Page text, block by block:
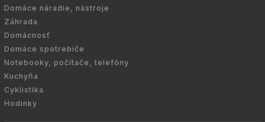
Domáce náradie, nástroje
Záhrada
Domácnosť
Domáce spotrebiče
Notebooky, počítače, telefóny
Kuchyňa
Cyklistika
Hodinky